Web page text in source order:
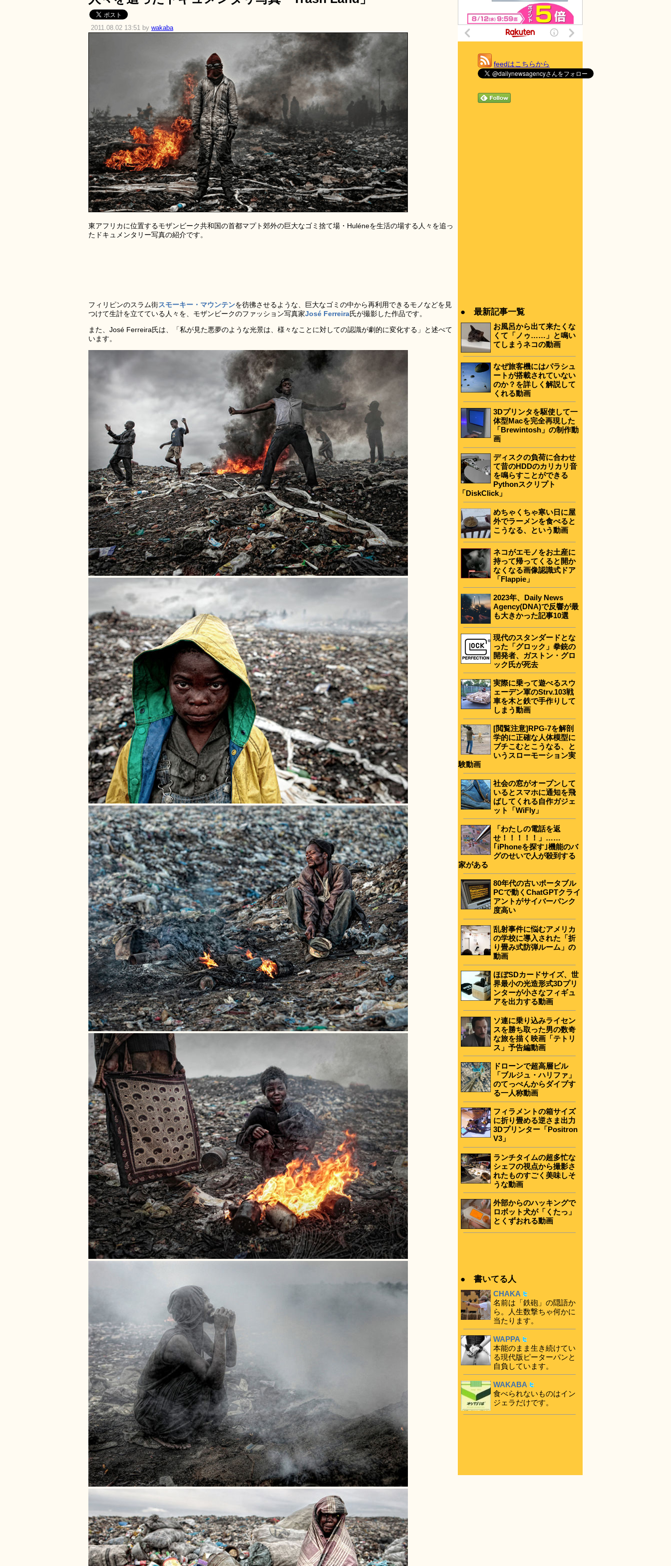
2011.08.02 13:51 by wakaba
東アフリカに位置するモザンビーク共和国の首都マプト郊外の巨大なゴミ捨て場・Huléneを生活の場する人々を追っ
たドキュメンタリー写真の紹介です。
フィリピンのスラム街スモーキー・マウンテンを彷彿させるような、巨大なゴミの中から再利用できるモノなどを見
つけて生計を立てている人々を、モザンビークのファッション写真家José Ferreira氏が撮影した作品です。
また、José Ferreira氏は、「私が見た悪夢のような光景は、様々なことに対しての認識が劇的に変化する」と述べて
います。
feedはこちらから
● 最新記事一覧
お風呂から出て来たくな
くて「ノゥ……」と鳴い
てしまうネコの動画
なぜ旅客機にはパラシュ
ートが搭載されていない
のか？を詳しく解説して
くれる動画
3Dプリンタを駆使して一
体型Macを完全再現した
「Brewintosh」の制作動
画
ディスクの負荷に合わせ
て昔のHDDのカリカリ音
を鳴らすことができる
Pythonスクリプト
「DiskClick」
めちゃくちゃ寒い日に屋
外でラーメンを食べると
こうなる、という動画
ネコがエモノをお土産に
持って帰ってくると開か
なくなる画像認識式ドア
「Flappie」
2023年、Daily News
Agency(DNA)で反響が最
も大きかった記事10選
現代のスタンダードとな
った「グロック」拳銃の
開発者、ガストン・グロ
ック氏が死去
実際に乗って遊べるスウ
ェーデン軍のStrv.103戦
車を木と鉄で手作りして
しまう動画
[閲覧注意]RPG-7を解剖
学的に正確な人体模型に
ブチこむとこうなる、と
いうスローモーション実
験動画
社会の窓がオープンして
いるとスマホに通知を飛
ばしてくれる自作ガジェ
ット「WiFly」
「わたしの電話を返
せ！！！！！」……
｢iPhoneを探す｣機能のバ
グのせいで人が殺到する
家がある
80年代の古いポータブル
PCで動くChatGPTクライ
アントがサイバーパンク
度高い
乱射事件に悩むアメリカ
の学校に導入された「折
り畳み式防弾ルーム」の
動画
ほぼSDカードサイズ、世
界最小の光造形式3Dプリ
ンターが小さなフィギュ
アを出力する動画
ソ連に乗り込みライセン
スを勝ち取った男の数奇
な旅を描く映画「テトリ
ス」予告編動画
ドローンで超高層ビル
「ブルジュ・ハリファ」
のてっぺんからダイブす
る一人称動画
フィラメントの箱サイズ
に折り畳める逆さま出力
3Dプリンター「Positron
V3」
ランチタイムの超多忙な
シェフの視点から撮影さ
れたものすごく美味しそ
うな動画
外部からのハッキングで
ロボット犬が「くたっ」
とくずおれる動画
● 書いてる人
CHAKA
名前は「鉄砲」の隠語か
ら。人生数撃ちゃ何かに
当たります。
WAPPA
本能のまま生き続けてい
る現代版ピーターパンと
自負しています。
WAKABA
食べられないものはイン
ジェラだけです。